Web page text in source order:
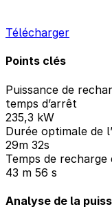
Télécharger
Points clés
Puissance de
temps d’arrêt
235,3 kW
Durée optimale de
29m 32s
Temps de recharge
43 m 56 s
Analyse de la